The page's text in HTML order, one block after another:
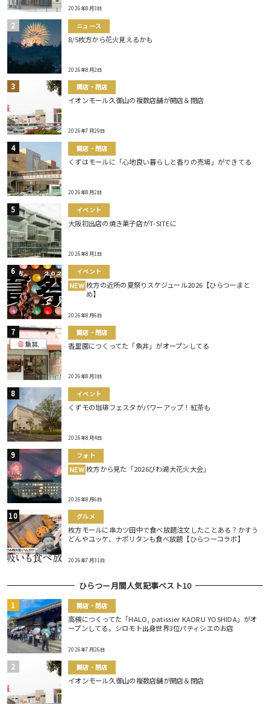
2026年8月3日
ニュース
8/5枚方から花火見えるかも
2026年8月2日
開店・閉店
イオンモール久御山の複数店舗が開店＆閉店
2026年7月29日
開店・閉店
くずはモールに「心地良い暮らしと香りの売場」ができてる
2026年8月2日
イベント
大阪初出店の焼き菓子店がT-SITEに
2026年8月1日
イベント
NEW 枚方の近所の夏祭りスケジュール2026【ひらつーまと
め】
2026年8月6日
開店・閉店
香里園につくってた「魚丼」がオープンしてる
2026年8月3日
イベント
くずモの珈琲フェスタがパワーアップ！紅茶も
2026年8月4日
フォト
NEW 枚方から見た「2026びわ湖大花火大会」
2026年8月6日
グルメ
枚方モールに串カツ田中で食べ放題注文したことある？かすう
どんやユッケ、ナポリタンも食べ放題【ひらつーコラボ】
2026年7月31日
ひらつー月間人気記事ベスト10
開店・閉店
高槻につくってた「HALO, patissier KAORU YOSHIDA」がオ
ープンしてる。シロモト出身世界3位パティシエのお店
2026年7月26日
開店・閉店
イオンモール久御山の複数店舗が開店＆閉店